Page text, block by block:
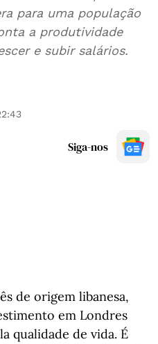
para uma população
a produtividade
e subir salários.
Siga-nos
de origem libanesa,
em Londres
qualidade de vida. É